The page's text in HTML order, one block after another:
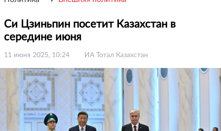
Си Цзиньпин посетит Казахстан в
середине июня
11 июня 2025, 10:24 ИА Тотал Казахстан